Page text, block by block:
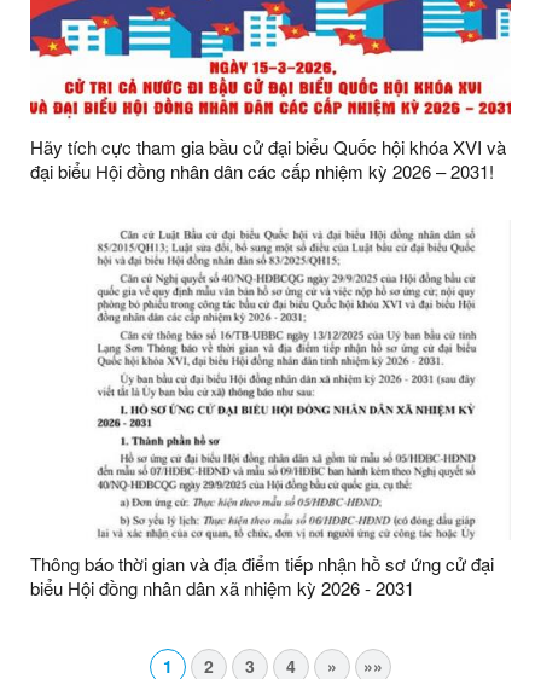
Hãy tích cực tham gia bầu cử đại biểu Quốc hội khóa XVI và
đại biểu Hội đồng nhân dân các cấp nhiệm kỳ 2026 – 2031!
Thông báo thời gian và địa điểm tiếp nhận hồ sơ ứng cử đại
biểu Hội đồng nhân dân xã nhiệm kỳ 2026 - 2031
1 2 3 4 » »»